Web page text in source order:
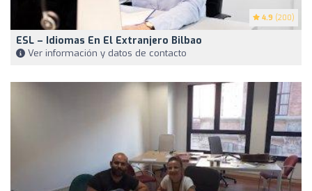
4.9 (200)
ESL – Idiomas En El Extranjero Bilbao
Ver información y datos de contacto